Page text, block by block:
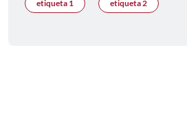
etiqueta 1 etiqueta 2